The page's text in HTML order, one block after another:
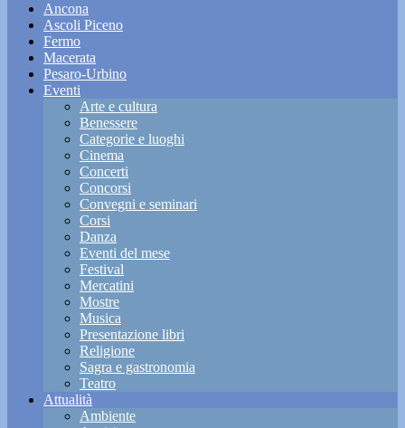
Ancona
Ascoli Piceno
Fermo
Macerata
Pesaro-Urbino
Eventi
Arte e cultura
Benessere
Categorie e luoghi
Cinema
Concerti
Concorsi
Convegni e seminari
Corsi
Danza
Eventi del mese
Festival
Mercatini
Mostre
Musica
Presentazione libri
Religione
Sagra e gastronomia
Teatro
Attualità
Ambiente